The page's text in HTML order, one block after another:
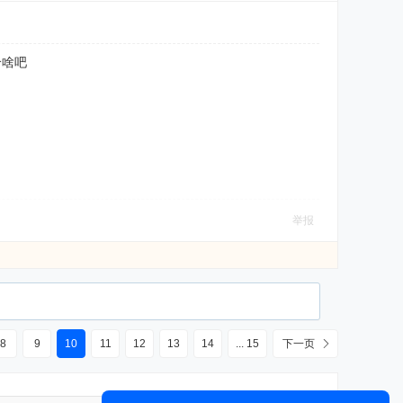
吧
举报
8 9 10 11 12 13 14 ... 15 下一页